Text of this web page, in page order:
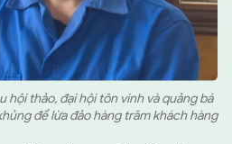
hội thảo, đại hội tôn vinh và quảng bá
để lừa đảo hàng trăm khách hàng